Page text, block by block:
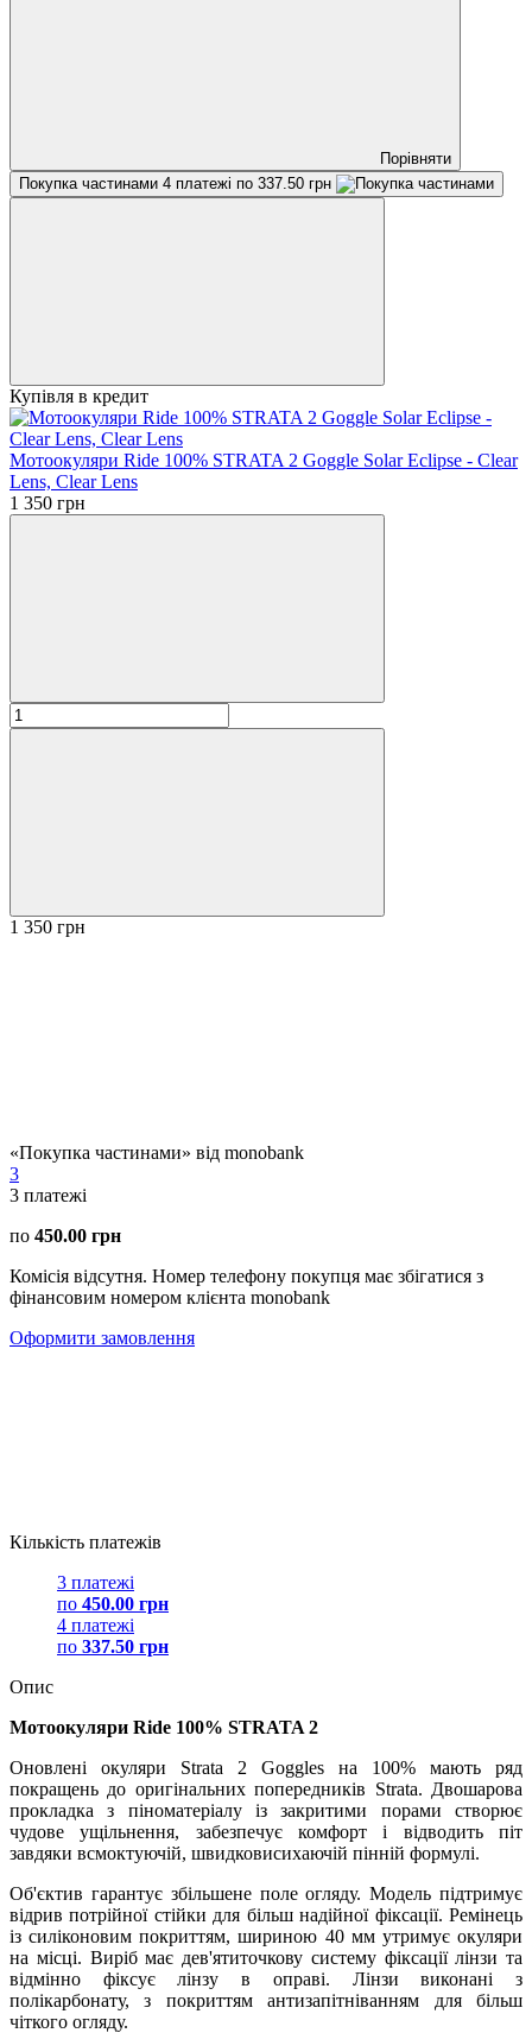
Порівняти
Покупка частинами 4 платежі по 337.50 грн
Купівля в кредит
Мотоокуляри Ride 100% STRATA 2 Goggle Solar Eclipse - Clear
Lens, Clear Lens
1 350 грн
1 350 грн
«Покупка частинами» від monobank
3
3 платежі
по 450.00 грн
Комісія відсутня. Номер телефону покупця має збігатися з
фінансовим номером клієнта monobank
Оформити замовлення
Кількість платежів
3 платежі
по 450.00 грн
4 платежі
по 337.50 грн
Опис
Мотоокуляри Ride 100% STRATA 2
Оновлені окуляри Strata 2 Goggles на 100% мають ряд
покращень до оригінальних попередників Strata. Двошарова
прокладка з піноматеріалу із закритими порами створює
чудове ущільнення, забезпечує комфорт і відводить піт
завдяки всмоктуючій, швидковисихаючій пінній формулі.
Об'єктив гарантує збільшене поле огляду. Модель підтримує
відрив потрійної стійки для більш надійної фіксації. Ремінець
із силіконовим покриттям, шириною 40 мм утримує окуляри
на місці. Виріб має дев'ятиточкову систему фіксації лінзи та
відмінно фіксує лінзу в оправі. Лінзи виконані з
полікарбонату, з покриттям антизапітніванням для більш
чіткого огляду.